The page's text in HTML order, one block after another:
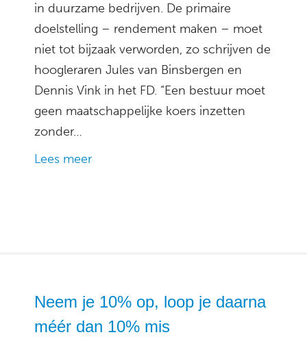
in duurzame bedrijven. De primaire
doelstelling – rendement maken – moet
niet tot bijzaak verworden, zo schrijven de
hoogleraren Jules van Binsbergen en
Dennis Vink in het FD. “Een bestuur moet
geen maatschappelijke koers inzetten
zonder…
Lees meer
Neem je 10% op, loop je daarna
méér dan 10% mis